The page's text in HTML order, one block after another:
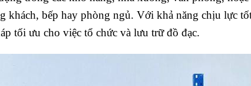
khách, bếp hay phòng ngủ. Với khả năng chịu lực
tối ưu cho việc tổ chức và lưu trữ đồ đạc.